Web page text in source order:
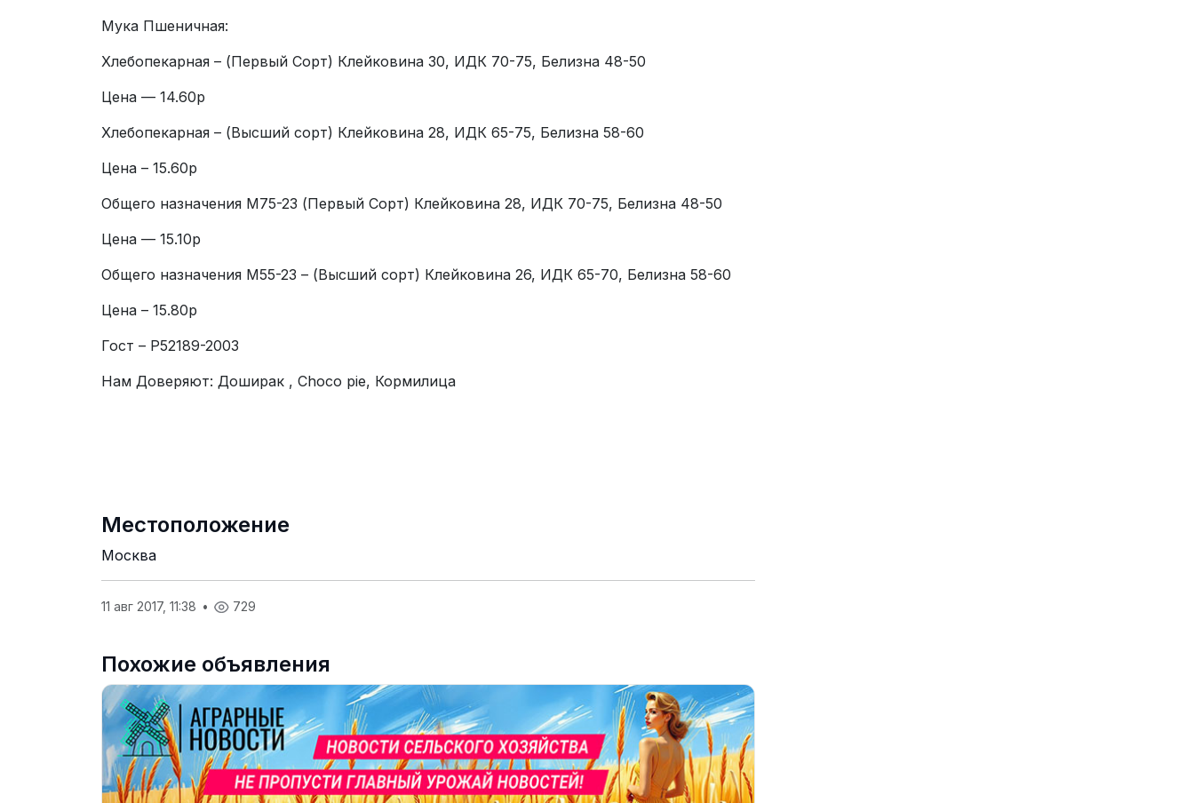
Мука Пшеничная:
Хлебопекарная – (Первый Cорт) Клейковина 30, ИДК 70-75, Белизна 48-50
Цена — 14.60р
Хлебопекарная – (Высший сорт) Клейковина 28, ИДК 65-75, Белизна 58-60
Цена – 15.60р
Общего назначения М75-23 (Первый Cорт) Клейковина 28, ИДК 70-75, Белизна 48-50
Цена — 15.10р
Общего назначения М55-23 – (Высший сорт) Клейковина 26, ИДК 65-70, Белизна 58-60
Цена – 15.80р
Гост – P52189-2003
Нам Доверяют: Доширак , Choco pie, Кормилица
Местоположение
Москва
11 авг 2017, 11:38 • 729
Похожие объявления